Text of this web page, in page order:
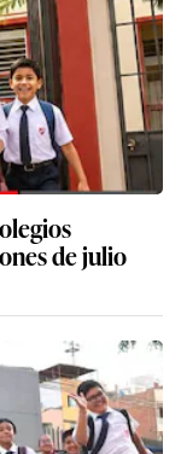
de julio